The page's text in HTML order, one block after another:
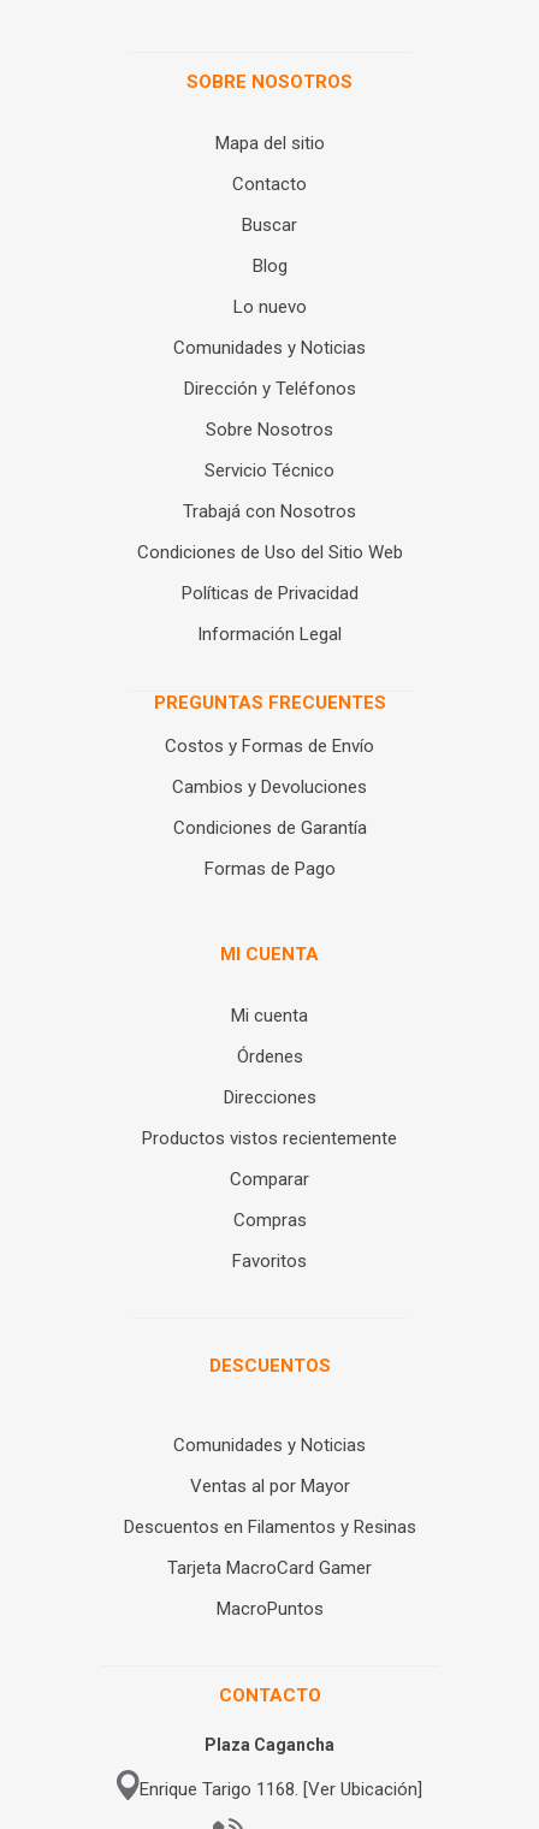
SOBRE NOSOTROS
Mapa del sitio
Contacto
Buscar
Blog
Lo nuevo
Comunidades y Noticias
Dirección y Teléfonos
Sobre Nosotros
Servicio Técnico
Trabajá con Nosotros
Condiciones de Uso del Sitio Web
Políticas de Privacidad
Información Legal
PREGUNTAS FRECUENTES
Costos y Formas de Envío
Cambios y Devoluciones
Condiciones de Garantía
Formas de Pago
MI CUENTA
Mi cuenta
Órdenes
Direcciones
Productos vistos recientemente
Comparar
Compras
Favoritos
DESCUENTOS
Comunidades y Noticias
Ventas al por Mayor
Descuentos en Filamentos y Resinas
Tarjeta MacroCard Gamer
MacroPuntos
CONTACTO
Plaza Cagancha
Enrique Tarigo 1168. [Ver Ubicación]